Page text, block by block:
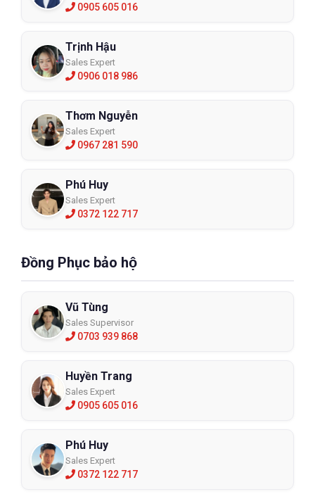
0905 605 016
Trịnh Hậu
Sales Expert
0906 018 986
Thơm Nguyễn
Sales Expert
0967 281 590
Phú Huy
Sales Expert
0372 122 717
Đồng Phục bảo hộ
Vũ Tùng
Sales Supervisor
0703 939 868
Huyền Trang
Sales Expert
0905 605 016
Phú Huy
Sales Expert
0372 122 717